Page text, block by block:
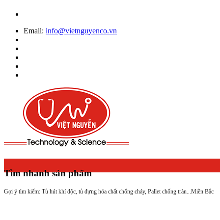
Email: info@vietnguyenco.vn
Tìm nhanh sản phẩm
Gợi ý tìm kiếm: Tủ hút khí độc, tủ đựng hóa chất chống cháy, Pallet chống tràn... Miền Bắc